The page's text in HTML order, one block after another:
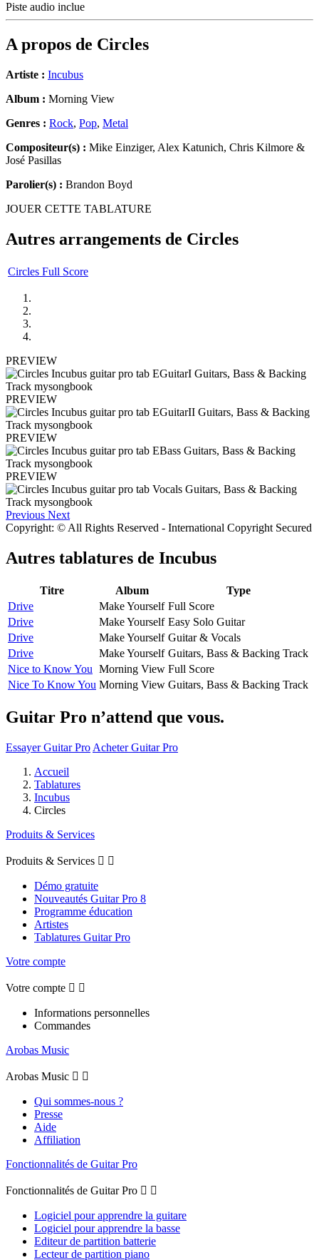
Piste audio inclue
A propos de Circles
Artiste : Incubus
Album : Morning View
Genres : Rock, Pop, Metal
Compositeur(s) : Mike Einziger, Alex Katunich, Chris Kilmore &
José Pasillas
Parolier(s) : Brandon Boyd
JOUER CETTE TABLATURE
Autres arrangements de Circles
Circles Full Score
PREVIEW
PREVIEW
PREVIEW
PREVIEW
Previous Next
Copyright: © All Rights Reserved - International Copyright Secured
Autres tablatures de Incubus
Titre Album
Type
Drive
Make Yourself Full Score
Drive
Make Yourself Easy Solo Guitar
Drive
Make Yourself Guitar & Vocals
Drive
Make Yourself Guitars, Bass & Backing Track
Nice to Know You Morning View Full Score
Nice To Know You Morning View Guitars, Bass & Backing Track
Guitar Pro n’attend que vous.
Essayer Guitar Pro Acheter Guitar Pro
Accueil
Tablatures
Incubus
Circles
Produits & Services
Produits & Services  
Démo gratuite
Nouveautés Guitar Pro 8
Programme éducation
Artistes
Tablatures Guitar Pro
Votre compte
Votre compte  
Informations personnelles
Commandes
Arobas Music
Arobas Music  
Qui sommes-nous ?
Presse
Aide
Affiliation
Fonctionnalités de Guitar Pro
Fonctionnalités de Guitar Pro  
Logiciel pour apprendre la guitare
Logiciel pour apprendre la basse
Editeur de partition batterie
Lecteur de partition piano